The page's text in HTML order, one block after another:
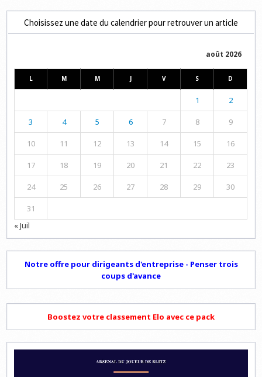
Choisissez une date du calendrier pour retrouver un article
août 2026
L M M J V S D
1 2
3 4 5 6 7 8 9
10 11 12 13 14 15 16
17 18 19 20 21 22 23
24 25 26 27 28 29 30
31
« Juil
Notre offre pour dirigeants d'entreprise - Penser trois
coups d'avance
Boostez votre classement Elo avec ce pack